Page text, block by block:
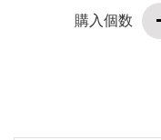
購入個数